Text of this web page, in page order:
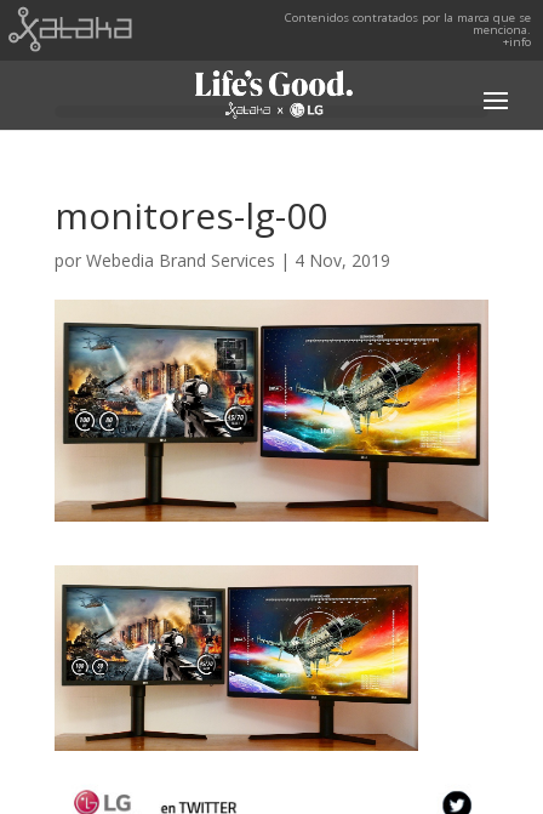
Contenidos contratados por la marca que se
menciona.
+info
monitores-lg-00
por Webedia Brand Services | 4 Nov, 2019